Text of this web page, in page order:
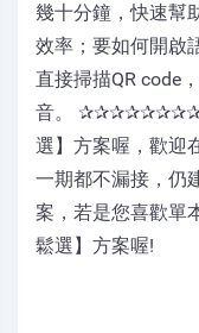
幾十分鐘，快速幫
效率；要如何開啟
直接掃描QR code
音。
選】方案喔，歡迎
一期都不漏接，仍
案，若是您喜歡單
鬆選】方案喔!